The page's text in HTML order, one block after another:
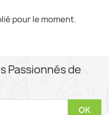
pour le moment.
Passionnés de